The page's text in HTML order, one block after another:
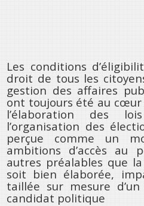
Les conditions
droit de tous les
gestion des affaires
ont toujours été au
l’élaboration des
l’organisation des
perçue comme un
ambitions d’accès au
autres préalables que
soit bien élaborée,
taillée sur mesure
candidat politique